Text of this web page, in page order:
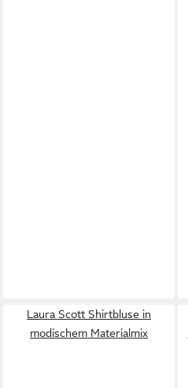
Laura Scott Shirtbluse in
modischem Materialmix